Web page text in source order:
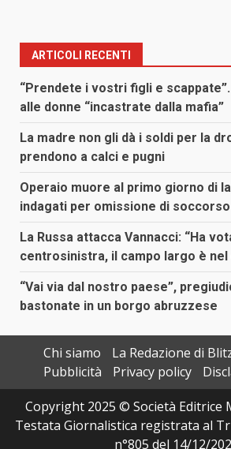
ARTICOLI RECENTI
“Prendete i vostri figli e
alle donne “incastrate dalla mafia”
La madre non gli dà i soldi per la
prendono a calci e pugni
Operaio muore al primo giorno di
indagati per omissione di soccorso
La Russa attacca Vannacci: “Ha
centrosinistra, il campo largo è nel
“Vai via dal nostro paese”,
bastonate in un borgo abruzzese
Chi siamo
La Redazione di
Pubblicità
Privacy policy
Copyright 2025 © Società Editrice
Testata Giornalistica registrata al
n°805 del 14/12/